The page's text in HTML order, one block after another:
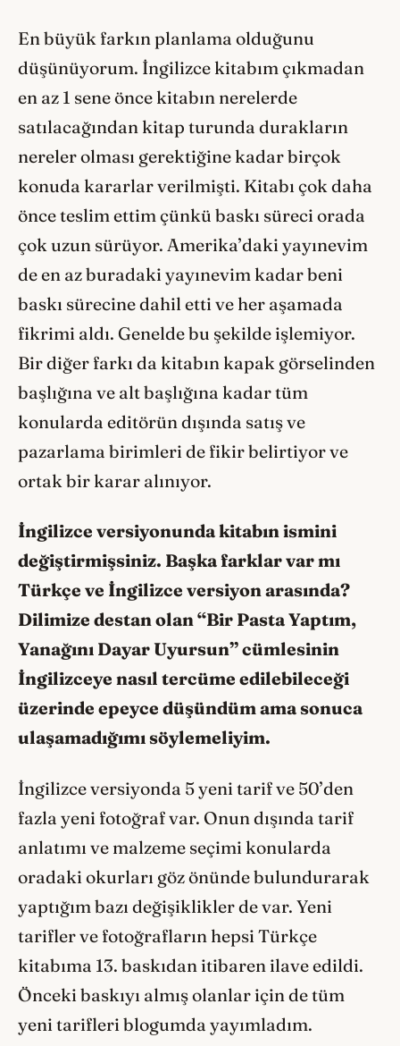
En büyük farkın planlama olduğunu
düşünüyorum. İngilizce kitabım çıkmadan
en az 1 sene önce kitabın nerelerde
satılacağından kitap turunda durakların
nereler olması gerektiğine kadar birçok
konuda kararlar verilmişti. Kitabı çok daha
önce teslim ettim çünkü baskı süreci orada
çok uzun sürüyor. Amerika’daki yayınevim
de en az buradaki yayınevim kadar beni
baskı sürecine dahil etti ve her aşamada
fikrimi aldı. Genelde bu şekilde işlemiyor.
Bir diğer farkı da kitabın kapak görselinden
başlığına ve alt başlığına kadar tüm
konularda editörün dışında satış ve
pazarlama birimleri de fikir belirtiyor ve
ortak bir karar alınıyor.
İngilizce versiyonunda kitabın ismini
değiştirmişsiniz. Başka farklar var mı
Türkçe ve İngilizce versiyon arasında?
Dilimize destan olan “Bir Pasta Yaptım,
Yanağını Dayar Uyursun” cümlesinin
İngilizceye nasıl tercüme edilebileceği
üzerinde epeyce düşündüm ama sonuca
ulaşamadığımı söylemeliyim.
İngilizce versiyonda 5 yeni tarif ve 50’den
fazla yeni fotoğraf var. Onun dışında tarif
anlatımı ve malzeme seçimi konularda
oradaki okurları göz önünde bulundurarak
yaptığım bazı değişiklikler de var. Yeni
tarifler ve fotoğrafların hepsi Türkçe
kitabıma 13. baskıdan itibaren ilave edildi.
Önceki baskıyı almış olanlar için de tüm
yeni tarifleri blogumda yayımladım.